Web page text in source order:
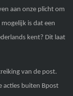
aan onze plicht om
is dat een
kent? Dit laat
van de post.
acties buiten Bpost